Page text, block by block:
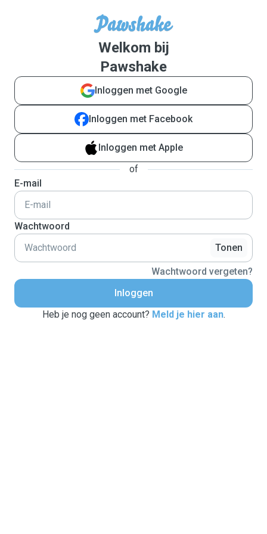
Welkom bij
Pawshake
Inloggen met Google
Inloggen met Facebook
Inloggen met Apple
of
E-mail
Wachtwoord
Tonen
Wachtwoord vergeten?
Inloggen
Heb je nog geen account? Meld je hier aan.